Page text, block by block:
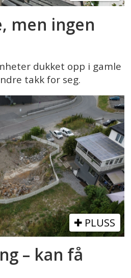
men ingen
dukket opp i gamle
takk for seg.
PLUSS
– kan få